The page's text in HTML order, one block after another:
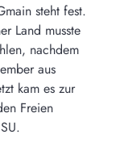
steht fest.
Land musste
nachdem
aus
kam es zur
Freien